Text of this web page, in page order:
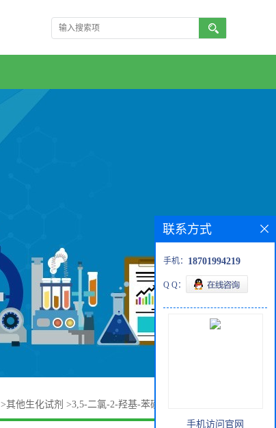
>其他生化试剂 >3,5-二氯-2-羟基-苯磺酸钠 54970-72-8
联系方式
手机： 18701994219
Q Q：
手机访问官网